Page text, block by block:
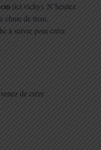
(ici vichy). N’hésitez
chute de tissu.
à suivre pour créer
de créer